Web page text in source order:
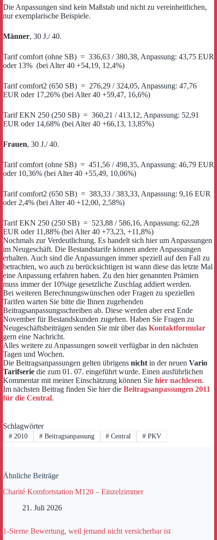
Die Anpassungen sind kein Maßstab und nicht zu vereinheitlichen,
nur exemplarische Beispiele.
Männer, 30 J./ 40.
Tarif comfort (ohne SB) = 336,63 / 380,38, Anpassung: 43,75 EUR
oder 13% (bei Alter 40 +54,19, 12,4%)
Tarif comfort2 (650 SB) = 276,29 / 324,05, Anpassung: 47,76
EUR oder 17,26% (bei Alter 40 +59,47, 16,6%)
Tarif EKN 250 (250 SB) = 360,21 / 413,12, Anpassung: 52,91
EUR oder 14,68% (bei Alter 40 +66,13, 13,85%)
Frauen, 30 J./ 40.
Tarif comfort (ohne SB) = 451,56 / 498,35, Anpassung: 46,79 EUR
oder 10,36% (bei Alter 40 +55,49, 10,06%)
Tarif comfort2 (650 SB) = 383,33 / 383,33, Anpassung: 9,16 EUR
oder 2,4% (bei Alter 40 +12,00, 2,58%)
Tarif EKN 250 (250 SB) = 523,88 / 586,16, Anpassung: 62,28
EUR oder 11,88% (bei Alter 40 +73,23, +11,8%)
Nochmals zur Verdeutlichung. Es handelt sich hier um Anpassungen
im Neugeschäft. Die Bestandstarife können andere Anpassungen
erhalten. Auch sind die Anpassungen immer speziell auf den Fall zu
betrachten, wo auch zu berücksichtigen ist wann diese das letzte Mal
eine Anpassung erfahren haben. Zu den hier genannten Prämien
muss immer der 10%ige gesetzliche Zuschlag addiert werden.
Bei weiteren Berechnungswünschen oder Fragen zu speziellen
Tarifen warten Sie bitte die Ihnen zugehenden
Beitragsanpassungsschreiben ab. Diese werden aber erst Ende
November für Bestandskunden zugehen. Haben Sie Fragen zu
Neugeschäftsbeiträgen senden Sie mir über das Kontaktformular
gern eine Nachricht.
Alles weitere zu Anpassungen soweit verfügbar in den nächsten
Tagen und Wochen.
Die Beitragsanpassungen gelten übrigens nicht in der neuen Vario
Tarifserie die zum 01. 07. eingeführt wurde. Einen ausführlichen
Kommentar mit meiner Einschätzung können Sie hier nachlesen.
Im nächsten Beitrag finden Sie hier die Beitragsanpassungen 2011
für die Central.
Schlagwörter
#2010 #Beitragsanpassung # Central # PKV
Ähnliche Beiträge
Charité Komfortstation M120 – Einzelzimmer
21. Juli 2026
1-Sterne Bewertung, weil jemand nicht versicherbar ist